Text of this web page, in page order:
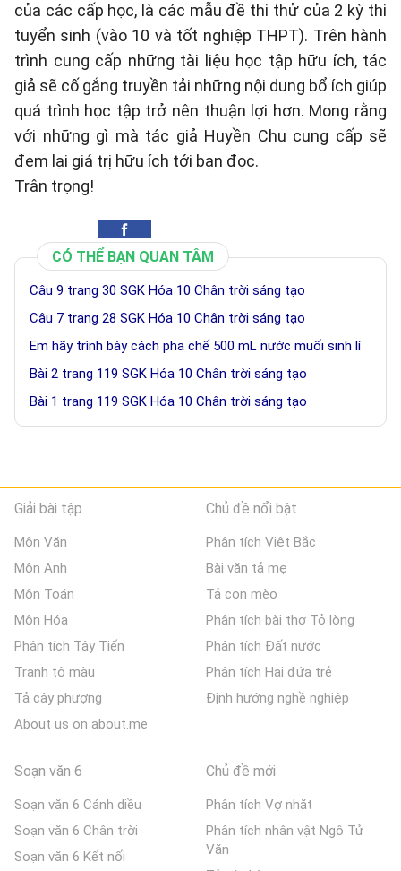
của các cấp học, là các mẫu đề thi thử của 2 kỳ thi
tuyển sinh (vào 10 và tốt nghiệp THPT). Trên hành
trình cung cấp những tài liệu học tập hữu ích, tác
giả sẽ cố gắng truyền tải những nội dung bổ ích giúp
quá trình học tập trở nên thuận lợi hơn. Mong rằng
với những gì mà tác giả Huyền Chu cung cấp sẽ
đem lại giá trị hữu ích tới bạn đọc.
Trân trọng!
CÓ THỂ BẠN QUAN TÂM
Câu 9 trang 30 SGK Hóa 10 Chân trời sáng tạo
Câu 7 trang 28 SGK Hóa 10 Chân trời sáng tạo
Em hãy trình bày cách pha chế 500 mL nước muối sinh lí
Bài 2 trang 119 SGK Hóa 10 Chân trời sáng tạo
Bài 1 trang 119 SGK Hóa 10 Chân trời sáng tạo
Giải bài tập
Môn Văn
Môn Anh
Môn Toán
Môn Hóa
Phân tích Tây Tiến
Tranh tô màu
Tả cây phượng
About us on about.me
Chủ đề nổi bật
Phân tích Việt Bắc
Bài văn tả mẹ
Tả con mèo
Phân tích bài thơ Tỏ lòng
Phân tích Đất nước
Phân tích Hai đứa trẻ
Định hướng nghề nghiệp
Soạn văn 6
Soạn văn 6 Cánh diều
Soạn văn 6 Chân trời
Soạn văn 6 Kết nối
Chủ đề mới
Phân tích Vợ nhặt
Phân tích nhân vật Ngô Tử
Văn